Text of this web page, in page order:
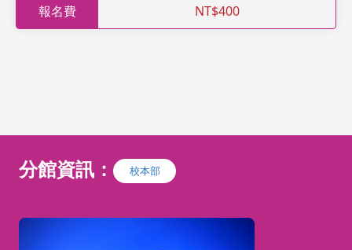
報名費 NT$400
分館資訊： 校本部